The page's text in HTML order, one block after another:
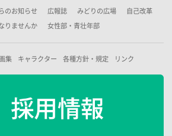
のお知らせ 広報誌 みどりの広場 自己改革
りませんか 女性部・青壮年部
集 キャラクター 各種方針・規定 リンク